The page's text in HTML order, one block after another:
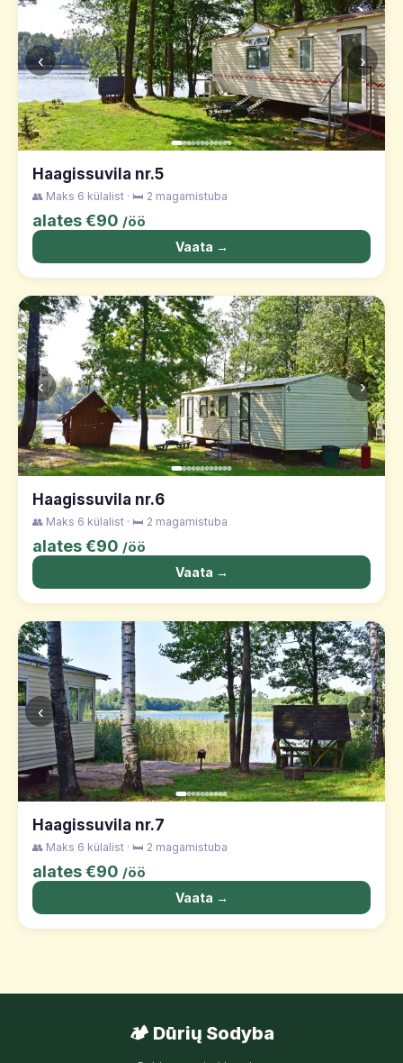
‹ ›
Haagissuvila nr.5
👥 Maks 6 külalist · 🛏️ 2 magamistuba
alates €90 /öö
Vaata →
‹ ›
Haagissuvila nr.6
👥 Maks 6 külalist · 🛏️ 2 magamistuba
alates €90 /öö
Vaata →
‹ ›
Haagissuvila nr.7
👥 Maks 6 külalist · 🛏️ 2 magamistuba
alates €90 /öö
Vaata →
🏕️ Dūrių Sodyba